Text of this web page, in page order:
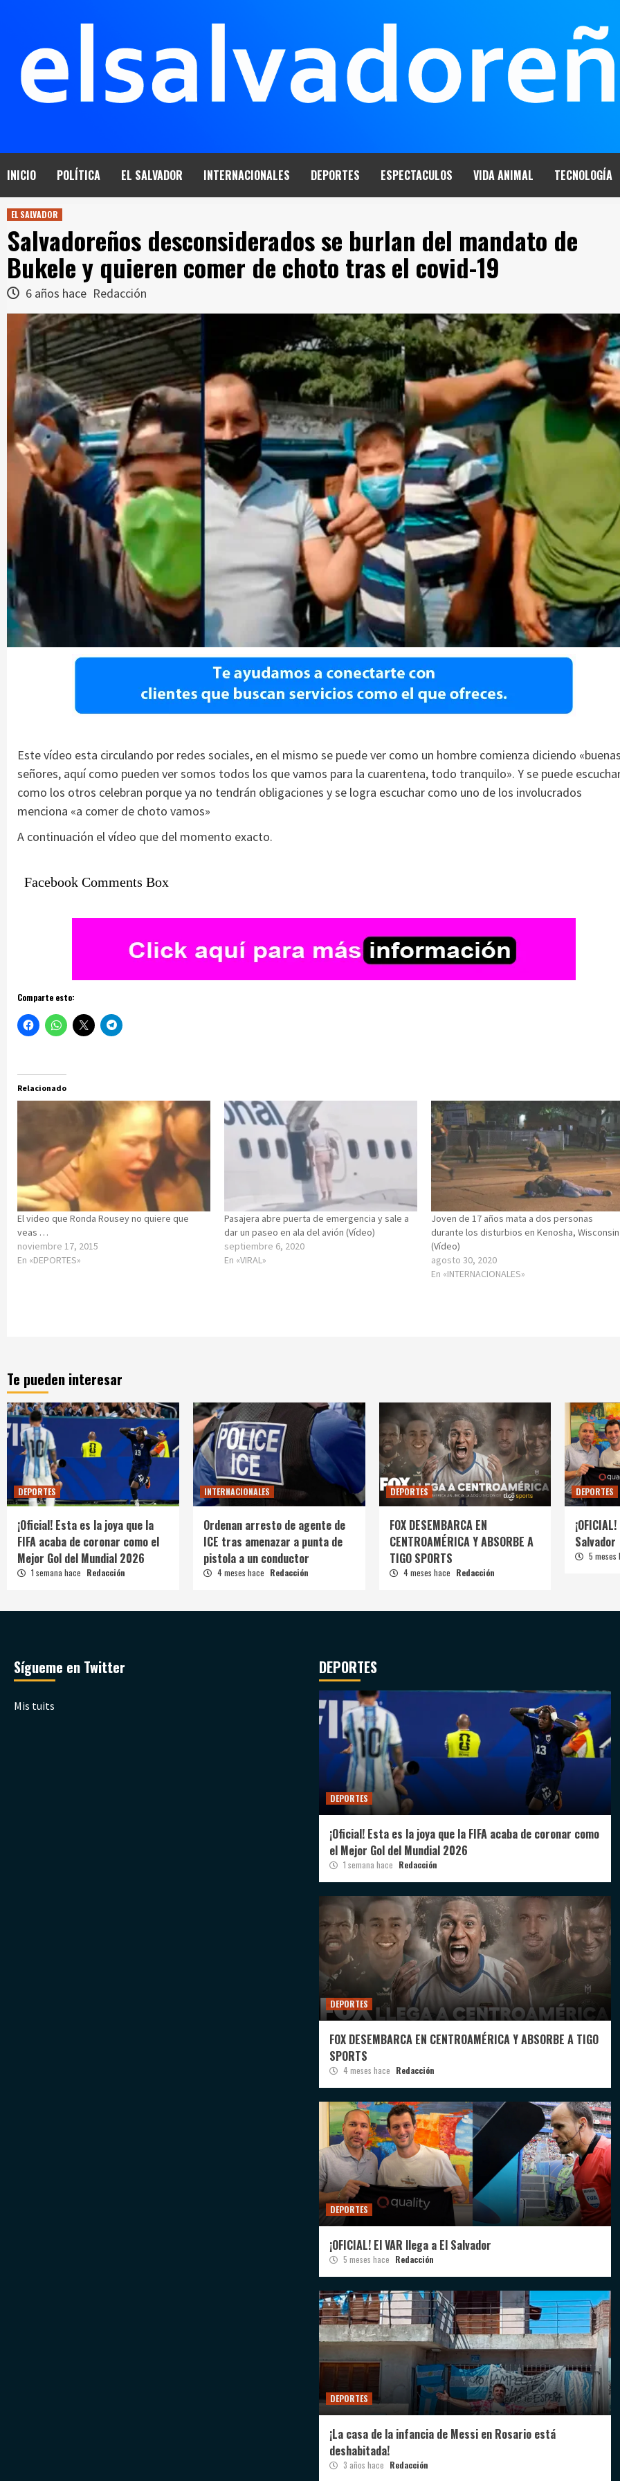
INICIO POLÍTICA EL SALVADOR INTERNACIONALES DEPORTES ESPECTACULOS VIDA ANIMAL TECNOLOGÍA
EL SALVADOR
Salvadoreños desconsiderados se burlan del mandato de
Bukele y quieren comer de choto tras el covid-19
6 años hace Redacción
Este vídeo esta circulando por redes sociales, en el mismo se puede ver como un hombre comienza diciendo
señores, aquí como pueden ver somos todos los que vamos para la cuarentena, todo tranquilo». Y se puede
como los otros celebran porque ya no tendrán obligaciones y se logra escuchar como uno de los involucrados
menciona «a comer de choto vamos»
A continuación el vídeo que del momento exacto.
Facebook Comments Box
Comparte esto:
Relacionado
El video que Ronda Rousey no quiere que
veas …
noviembre 17, 2015
En «DEPORTES»
Pasajera abre puerta de emergencia y sale a
dar un paseo en ala del avión (Vídeo)
septiembre 6, 2020
En «VIRAL»
Joven de 17 años mata a dos personas
durante los disturbios en Kenosha, Wisconsin
(Vídeo)
agosto 30, 2020
En «INTERNACIONALES»
Te pueden interesar
DEPORTES
¡Oficial! Esta es la joya que la
FIFA acaba de coronar como el
Mejor Gol del Mundial 2026
1 semana hace Redacción
INTERNACIONALES
Ordenan arresto de agente de
ICE tras amenazar a punta de
pistola a un conductor
4 meses hace Redacción
DEPORTES
FOX DESEMBARCA EN
CENTROAMÉRICA Y ABSORBE A
TIGO SPORTS
4 meses hace Redacción
DEPORTES
Salvador
5
Sígueme en Twitter
Mis tuits
DEPORTES
DEPORTES
¡Oficial! Esta es la joya que la FIFA acaba de coronar como
el Mejor Gol del Mundial 2026
1 semana hace Redacción
DEPORTES
FOX DESEMBARCA EN CENTROAMÉRICA Y ABSORBE A TIGO
SPORTS
4 meses hace Redacción
DEPORTES
¡OFICIAL! El VAR llega a El Salvador
5 meses hace Redacción
DEPORTES
¡La casa de la infancia de Messi en Rosario está
deshabitada!
3 años hace Redacción